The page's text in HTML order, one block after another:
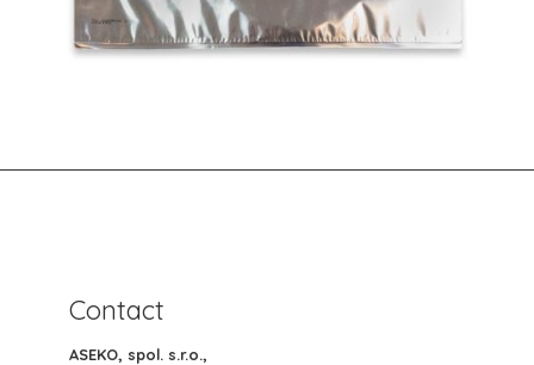
Contact
ASEKO, spol. s.r.o.,